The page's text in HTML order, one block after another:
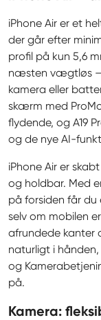
iPhone Air er et
der går efter
profil på kun 5,6
næsten vægtløs –
kamera eller
skærm med
flydende, og A19
og de nye AI-
iPhone Air er
og holdbar. Med
på forsiden får du
selv om mobilen
afrundede kanter
naturligt i
og
på.
Kamera: